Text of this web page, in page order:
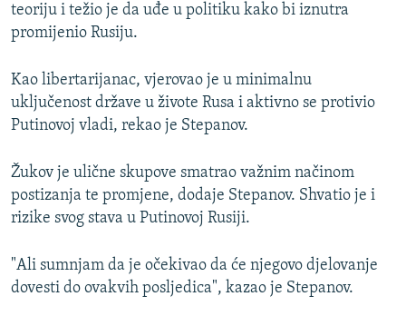
teoriju i težio je da uđe u politiku kako bi iznutra
promijenio Rusiju.
Kao libertarijanac, vjerovao je u minimalnu
uključenost države u živote Rusa i aktivno se protivio
Putinovoj vladi, rekao je Stepanov.
Žukov je ulične skupove smatrao važnim načinom
postizanja te promjene, dodaje Stepanov. Shvatio je i
rizike svog stava u Putinovoj Rusiji.
"Ali sumnjam da je očekivao da će njegovo djelovanje
dovesti do ovakvih posljedica", kazao je Stepanov.